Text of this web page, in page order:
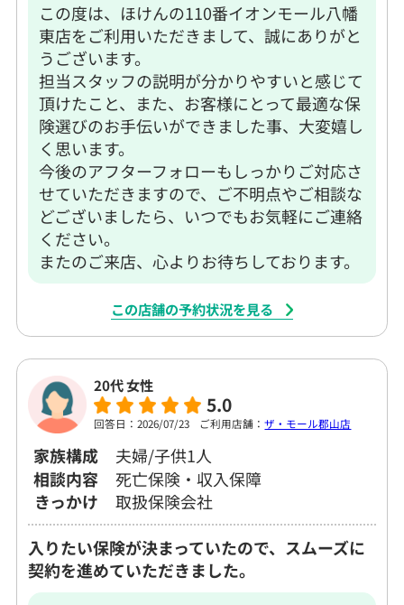
この度は、ほけんの110番イオンモール八幡
東店をご利用いただきまして、誠にありがと
うございます。
担当スタッフの説明が分かりやすいと感じて
頂けたこと、また、お客様にとって最適な保
険選びのお手伝いができました事、大変嬉し
く思います。
今後のアフターフォローもしっかりご対応さ
せていただきますので、ご不明点やご相談な
どございましたら、いつでもお気軽にご連絡
ください。
またのご来店、心よりお待ちしております。
この店舗の予約状況を見る
20代 女性
5.0
回答日：2026/07/23 ご利用店舗：ザ・モール郡山店
家族構成
夫婦/子供1人
相談内容
死亡保険・収入保障
きっかけ
取扱保険会社
入りたい保険が決まっていたので、スムーズに
契約を進めていただきました。